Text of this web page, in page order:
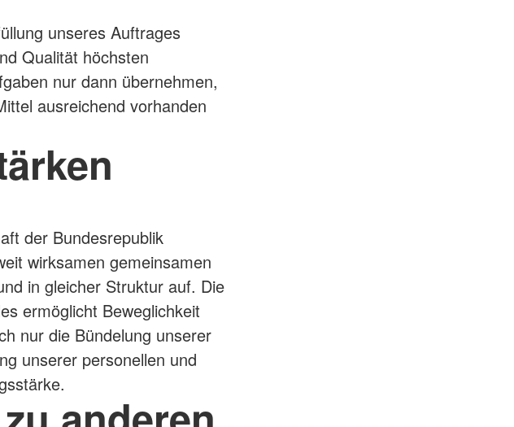
unseres Auftrages
Qualität höchsten
nur dann übernehmen,
ausreichend vorhanden
der Bundesrepublik
wirksamen gemeinsamen
in gleicher Struktur auf. Die
ermöglicht Beweglichkeit
nur die Bündelung unserer
unserer personellen und